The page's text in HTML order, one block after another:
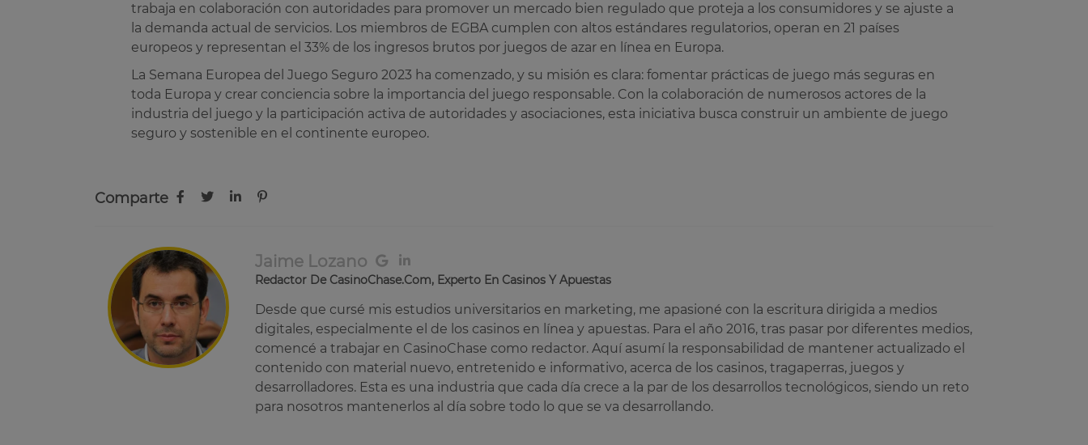
trabaja en colaboración con autoridades para promover un mercado bien regulado que proteja a los consumidores y se ajuste a
la demanda actual de servicios. Los miembros de EGBA cumplen con altos estándares regulatorios, operan en 21 países
europeos y representan el 33% de los ingresos brutos por juegos de azar en línea en Europa.
La Semana Europea del Juego Seguro 2023 ha comenzado, y su misión es clara: fomentar prácticas de juego más seguras en
toda Europa y crear conciencia sobre la importancia del juego responsable. Con la colaboración de numerosos actores de la
industria del juego y la participación activa de autoridades y asociaciones, esta iniciativa busca construir un ambiente de juego
seguro y sostenible en el continente europeo.
Comparte
Jaime Lozano
Redactor De CasinoChase.com, Experto En Casinos Y Apuestas
Desde que cursé mis estudios universitarios en marketing, me apasioné con la escritura dirigida a medios
digitales, especialmente el de los casinos en línea y apuestas. Para el año 2016, tras pasar por diferentes medios,
comencé a trabajar en CasinoChase como redactor. Aquí asumí la responsabilidad de mantener actualizado el
contenido con material nuevo, entretenido e informativo, acerca de los casinos, tragaperras, juegos y
desarrolladores. Esta es una industria que cada día crece a la par de los desarrollos tecnológicos, siendo un reto
para nosotros mantenerlos al día sobre todo lo que se va desarrollando.